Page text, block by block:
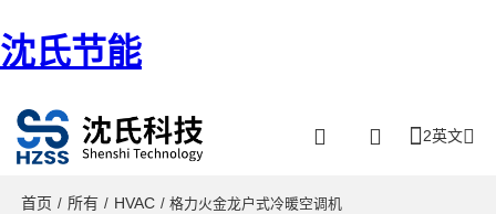
沈氏节能
2英文
首页 / 所有 / HVAC / 格力火金龙户式冷暖空调机